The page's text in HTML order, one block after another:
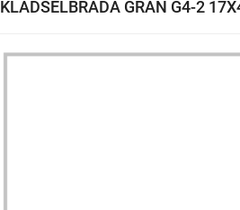
KLÄDSELBRÄDA GRAN G4-2